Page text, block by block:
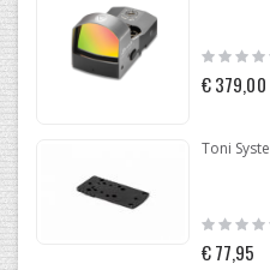
Rating:
0%
€ 379,00
Rating:
€ 77,95